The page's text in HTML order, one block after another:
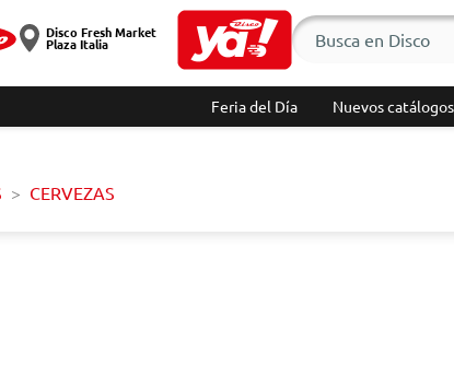
Disco Fresh Market
Plaza Italia
Feria del Día Nuevos catálogos
CERVEZAS